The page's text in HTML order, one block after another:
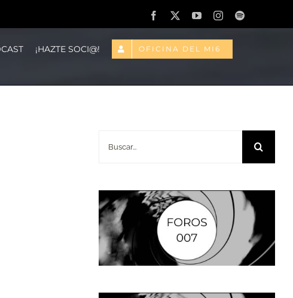
Facebook
X YouTubeInstagramSpotify
¡HAZTE SOCI@! OFICINA DEL MI6